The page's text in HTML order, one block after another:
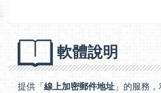
軟體說明
提供「線上加密郵件地址 」的服務